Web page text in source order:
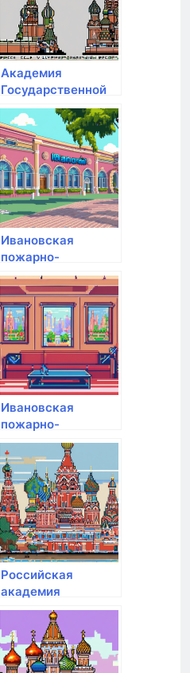
Академия
Государственной
противопожарной
службы МЧС РФ
Ивановская
пожарно-
спасательная
академия
государственной
противопожарной
службы МЧС
России
Ивановская
пожарно-
спасательная
академия
государственной
противопожарной
службы МЧС
России
Российская
академия
народного
хозяйства и
государственной
службы при